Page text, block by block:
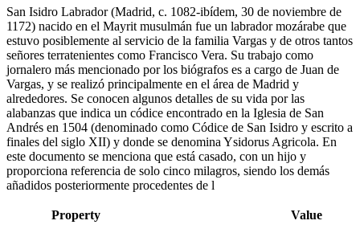
San Isidro Labrador (Madrid, c. 1082-ibídem, 30 de noviembre de
1172)​ nacido en el Mayrit musulmán fue un labrador mozárabe que
estuvo posiblemente al servicio de la familia Vargas y de otros tantos
señores terratenientes como Francisco Vera. Su trabajo como
jornalero más mencionado por los biógrafos es a cargo de Juan de
Vargas, y se realizó principalmente en el área de Madrid y
alrededores. Se conocen algunos detalles de su vida por las
alabanzas que indica un códice encontrado en la Iglesia de San
Andrés en 1504 (denominado como Códice de San Isidro y escrito a
finales del siglo XII) y donde se denomina Ysidorus Agricola. En
este documento se menciona que está casado, con un hijo y
proporciona referencia de solo cinco milagros,​ siendo los demás
añadidos posteriormente procedentes de l
Property Value